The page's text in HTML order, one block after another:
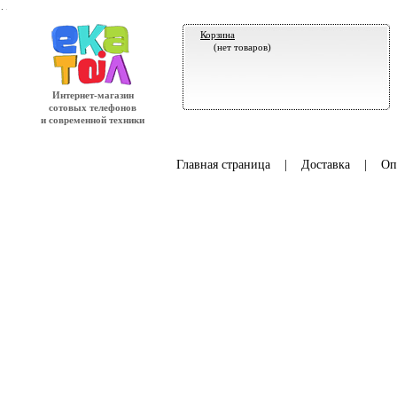
Интернет-магазин
сотовых телефонов
и современной техники
Корзина
(нет товаров)
Главная страница| Доставка|